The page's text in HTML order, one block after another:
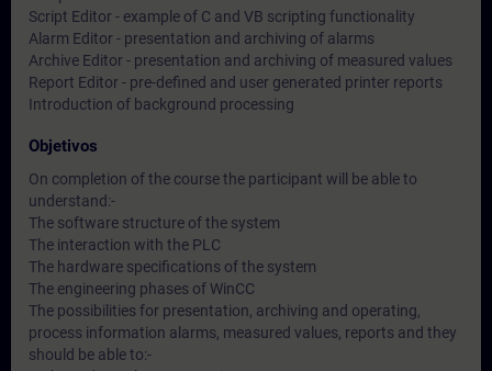
Script Editor - example of C and VB scripting functionality
Alarm Editor - presentation and archiving of alarms
Archive Editor - presentation and archiving of measured values
Report Editor - pre-defined and user generated printer reports
Introduction of background processing
Objetivos
On completion of the course the participant will be able to
understand:-
The software structure of the system
The interaction with the PLC
The hardware specifications of the system
The engineering phases of WinCC
The possibilities for presentation, archiving and operating,
process information alarms, measured values, reports and they
should be able to:-